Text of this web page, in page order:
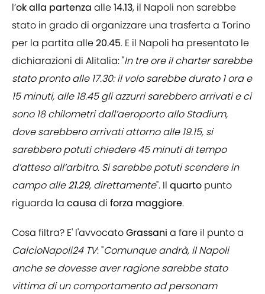
l’ok alla partenza alle14.13, il Napoli non sarebbe
stato in grado di organizzare una trasferta a Torino
per la partita alle20.45. E il Napoli ha presentato le
dichiarazioni di Alitalia: "In tre ore il charter sarebbe
stato pronto alle 17.30: il volo sarebbe durato 1 ora e
15 minuti, alle 18.45 gli azzurri sarebbero arrivati e ci
sono 18 chilometri dall’aeroporto allo Stadium,
dove sarebbero arrivati attorno alle 19.15, si
sarebbero potuti chiedere 45 minuti di tempo
d’atteso all’arbitro. Si sarebbe potuti scendere in
campo alle21.29, direttamente". Il quarto punto
riguarda la causa di forza maggiore.
Cosa filtra? E' l'avvocatoGrassani a fare il punto a
CalcioNapoli24 TV: "Comunque andrà, il Napoli
anche se dovesse aver ragione sarebbe stato
vittima di un comportamento ad personam